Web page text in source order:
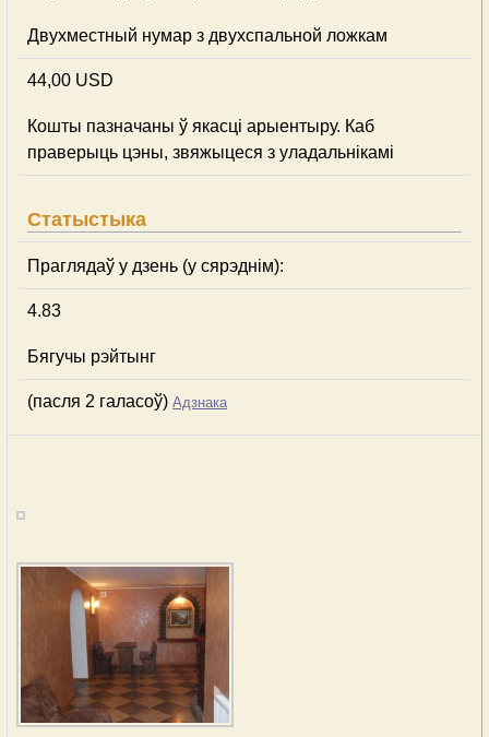
Двухместный нумар з двухспальной ложкам
44,00 USD
Кошты пазначаны ў якасці арыентыру. Каб
праверыць цэны, звяжыцеся з уладальнікамі
Статыстыка
Праглядаў у дзень (у сярэднім):
4.83
Бягучы рэйтынг
(пасля 2 галасоў) Адзнака